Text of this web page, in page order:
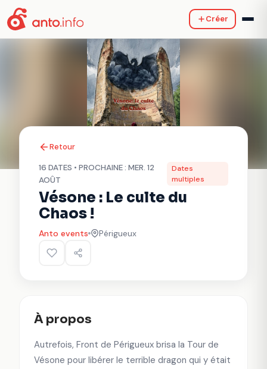
Créer
Retour
16 DATES • PROCHAINE : MER. 12
AOÛT
Dates
multiples
Vésone : Le culte du
Chaos !
Anto events Périgueux
À propos
Autrefois, Front de Périgueux brisa la Tour de
Vésone pour libérer le terrible dragon qui y était